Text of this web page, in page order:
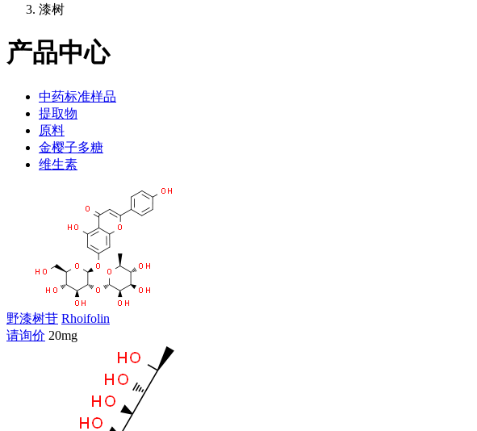
漆树
产品中心
中药标准样品
提取物
原料
金樱子多糖
维生素
野漆树苷 Rhoifolin
请询价 20mg